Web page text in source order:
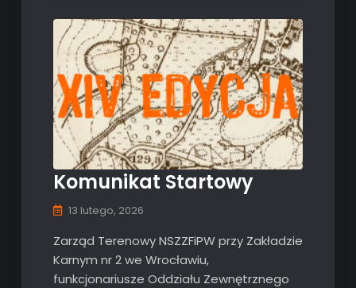
Komunikat Startowy
13 lutego, 2026
Zarząd Terenowy NSZZFiPW przy Zakładzie
Karnym nr 2 we Wrocławiu,
funkcjonariusze Oddziału Zewnętrznego